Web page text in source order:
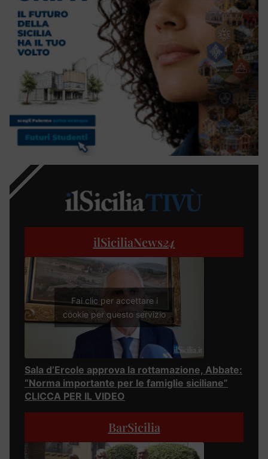
ilSiciliaNews24
Fai clic per accettare i
cookie per questo servizio
Sala d’Ercole approva la rottamazione, Abbate:
“Norma importante per le famiglie siciliane”
CLICCA PER IL VIDEO
BarSicilia